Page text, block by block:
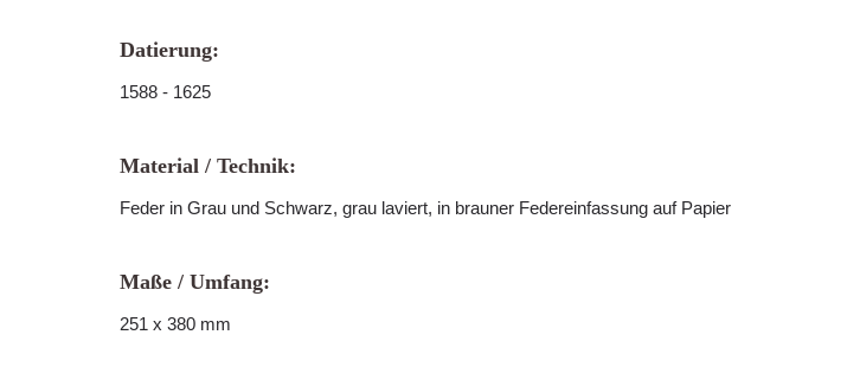
Datierung:
1588 - 1625
Material / Technik:
Feder in Grau und Schwarz, grau laviert, in brauner Federeinfassung auf Papier
Maße / Umfang:
251 x 380 mm